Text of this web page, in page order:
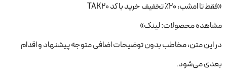
«فقط تا امشب، 20٪ تخفیف خرید با کد TAK20
مشاهده محصولات: لینک»
در این متن، مخاطب بدون توضیحات اضافی متوجه پیشنهاد و اقدام
بعدی می‌شود.